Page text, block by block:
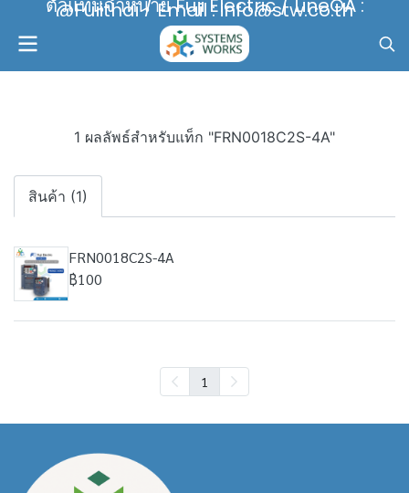
ตัวแทนจำหน่าย Fuji Electric / LineOA :
@Fujithai / Email : info@stw.co.th
1 ผลลัพธ์สำหรับแท็ก "FRN0018C2S-4A"
สินค้า (1)
FRN0018C2S-4A
฿100
1